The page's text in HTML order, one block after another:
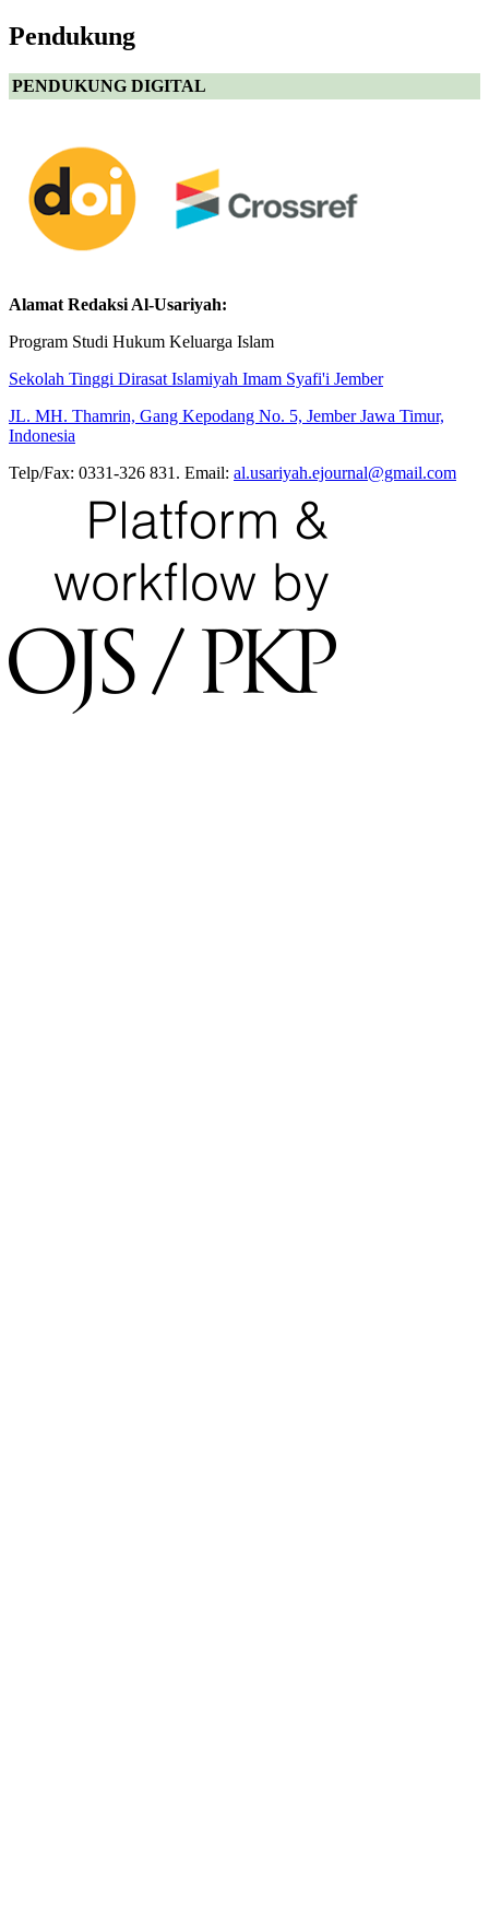
Pendukung
PENDUKUNG DIGITAL
Alamat Redaksi Al-Usariyah:
Program Studi Hukum Keluarga Islam
Sekolah Tinggi Dirasat Islamiyah Imam Syafi'i Jember
JL. MH. Thamrin, Gang Kepodang No. 5, Jember Jawa Timur,
Indonesia
Telp/Fax: 0331-326 831. Email: al.usariyah.ejournal@gmail.com